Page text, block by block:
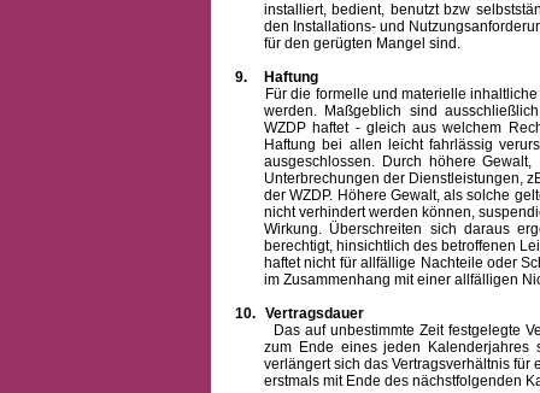
installiert, bedient, benutzt bzw
den Installations- und
für den gerügten Mangel sind.
9.
Haftung
Für die formelle und materielle
werden. Maßgeblich sind
WZDP haftet - gleich aus welchem
Haftung bei allen leicht fahrlässig
ausgeschlossen. Durch höhere
Unterbrechungen der Dienstleistungen,
der WZDP. Höhere Gewalt, als solche
nicht verhindert werden können,
Wirkung. Überschreiten sich daraus
berechtigt, hinsichtlich des betroffenen
haftet nicht für allfällige Nachteile oder
im Zusammenhang mit einer allfälligen
10. Vertragsdauer
Das auf unbestimmte Zeit festgelegte
zum Ende eines jeden Kalenderjahres
verlängert sich das Vertragsverhältnis
erstmals mit Ende des nächstfolgenden